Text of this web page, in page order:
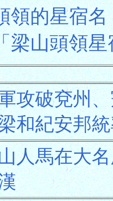
領的星宿
梁山頭領
攻破兗州
和紀安邦
人馬在大